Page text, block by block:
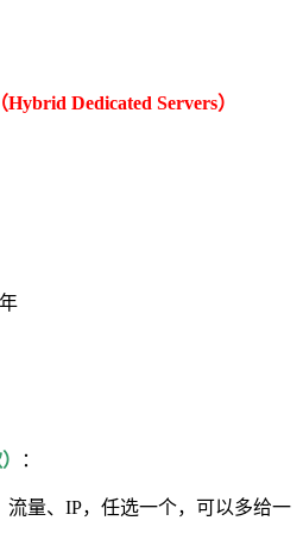
Dedicated Servers）
：
流量、IP，任选一个，可以多给一